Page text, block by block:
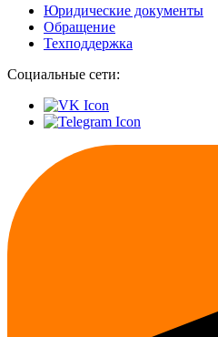
Юридические документы
Обращение
Техподдержка
Социальные сети: